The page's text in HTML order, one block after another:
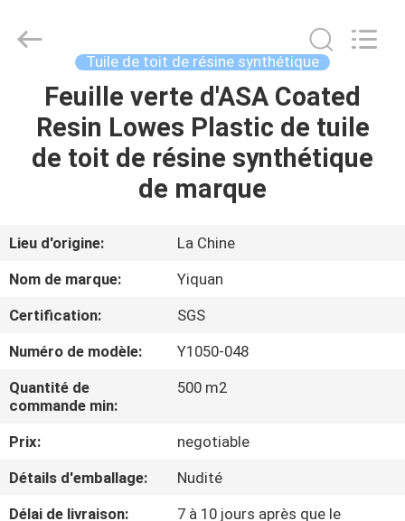
MAISON
PRODUITS
PROPOS
DE
NOUS
VISITE
D'USINE
CONTRÔLE
DE
QUALITÉ
Yiquan
Plastic
Tuile de toit de résine synthétique
Feuille verte d'ASA Coated
Resin Lowes Plastic de tuile
de toit de résine synthétique
de marque
Lieu d'origine:
La Chine
Nom de marque:
Yiquan
Certification:
SGS
Numéro de modèle:
Y1050-048
Quantité de
commande min:
500 m2
Prix:
negotiable
Détails d'emballage:
Nudité
Délai de livraison:
7 à 10 jours après que le